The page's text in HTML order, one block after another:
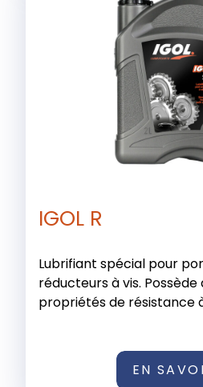
IGOL R
Lubrifiant spécial pour
réducteurs à vis. Possède
propriétés de résistance
EN